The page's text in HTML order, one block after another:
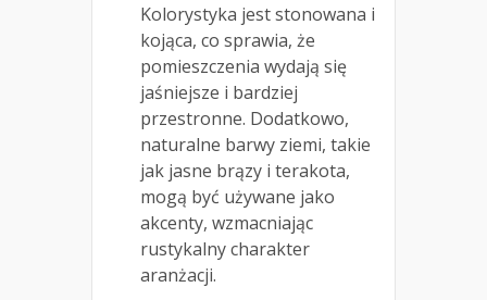
Kolorystyka jest stonowana i
kojąca, co sprawia, że
pomieszczenia wydają się
jaśniejsze i bardziej
przestronne. Dodatkowo,
naturalne barwy ziemi, takie
jak jasne brązy i terakota,
mogą być używane jako
akcenty, wzmacniając
rustykalny charakter
aranżacji.